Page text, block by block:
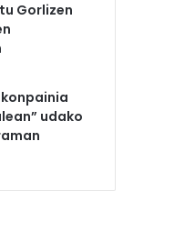
Gorlizen
udako